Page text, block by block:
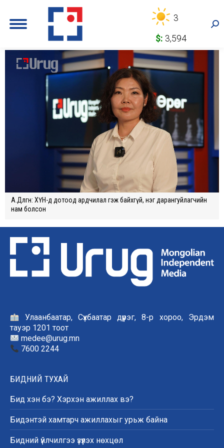
3
$: 3,594
А.Дөлгөөн: ХҮН-д дотоод ардчилал гэж байхгүй, нэг дарангуйлагчийн
нам болсон
Улаанбаатар, Сүхбаатар дүүрэг, 8-р хороо, Эрдэм
тауэр 1201 тоот
medee@urug.mn
7600 2244
БИДНИЙ ТУХАЙ
Бид хэн бэ? Хэрхэн ажиллах вэ?
Бидэнтэй хамтарч ажиллахыг урьж байна
Бидний үйлчилгээ үзүүлэх нөхцөл